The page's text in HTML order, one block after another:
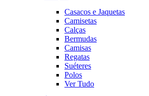
Casacos e Jaquetas
Camisetas
Calças
Bermudas
Camisas
Regatas
Suéteres
Polos
Ver Tudo